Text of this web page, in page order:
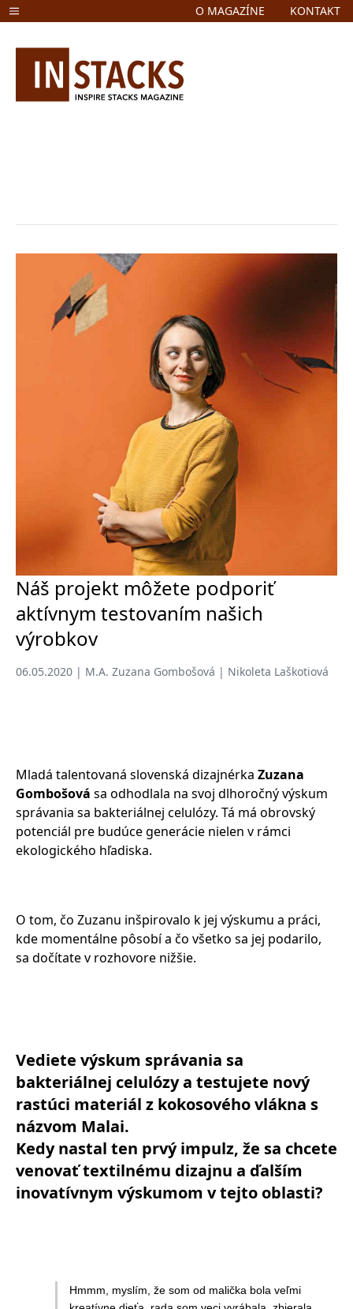
O MAGAZÍNE KONTAKT
Náš projekt môžete podporiť
aktívnym testovaním našich
výrobkov
06.05.2020 | M.A. Zuzana Gombošová | Nikoleta Laškotiová
Mladá talentovaná slovenská dizajnérka Zuzana
Gombošová sa odhodlala na svoj dlhoročný výskum
správania sa bakteriálnej celulózy. Tá má obrovský
potenciál pre budúce generácie nielen v rámci
ekologického hľadiska.
O tom, čo Zuzanu inšpirovalo k jej výskumu a práci,
kde momentálne pôsobí a čo všetko sa jej podarilo,
sa dočítate v rozhovore nižšie.
Vediete výskum správania sa
bakteriálnej celulózy a testujete nový
rastúci materiál z kokosového vlákna s
názvom Malai.
Kedy nastal ten prvý impulz, že sa chcete
venovať textilnému dizajnu a ďalším
inovatívnym výskumom v tejto oblasti?
Hmmm, myslím, že som od malička bola veľmi